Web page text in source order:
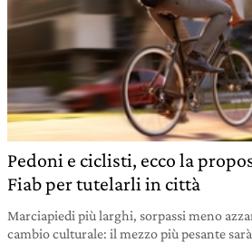
Pedoni e ciclisti, ecco la
Fiab per tutelarli in città
Marciapiedi più larghi, sorpassi meno
cambio culturale: il mezzo più pesante